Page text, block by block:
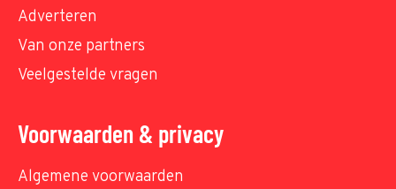
Adverteren
Van onze partners
Veelgestelde vragen
Voorwaarden & privacy
Algemene voorwaarden